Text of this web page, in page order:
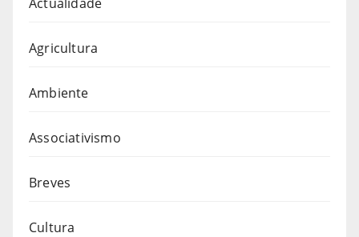
Agricultura
Ambiente
Associativismo
Breves
Cultura